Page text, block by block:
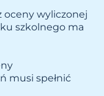
oceny wyliczonej
szkolnego ma
musi spełnić